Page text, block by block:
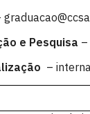
e Pesquisa
–